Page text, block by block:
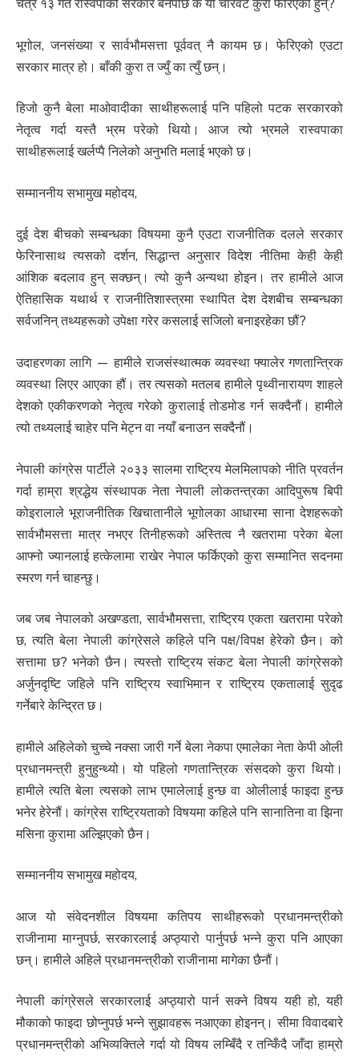
चैत्र १३ गते रास्वपाको सरकार बनेपछि के यी चारवटै कुरा फेरिएका हुन्?
भूगोल, जनसंख्या र सार्वभौमसत्ता पूर्ववत् नै कायम छ। फेरिएको एउटा
सरकार मात्र हो। बाँकी कुरा त ज्युँ का त्युँ छन्।
हिजो कुनै बेला माओवादीका साथीहरूलाई पनि पहिलो पटक सरकारको
नेतृत्व गर्दा यस्तै भ्रम परेको थियो। आज त्यो भ्रमले रास्वपाका
साथीहरूलाई खर्लप्पै निलेको अनुभति मलाई भएको छ।
सम्माननीय सभामुख महोदय,
दुई देश बीचको सम्बन्धका विषयमा कुनै एउटा राजनीतिक दलले सरकार
फेरिनासाथ त्यसको दर्शन, सिद्धान्त अनुसार विदेश नीतिमा केही केही
आंशिक बदलाव हुन् सक्छन्। त्यो कुनै अन्यथा होइन। तर हामीले आज
ऐतिहासिक यथार्थ र राजनीतिशास्त्रमा स्थापित देश देशबीच सम्बन्धका
सर्वजनिन् तथ्यहरूको उपेक्षा गरेर कसलाई सजिलो बनाइरहेका छौं?
उदाहरणका लागि — हामीले राजसंस्थात्मक व्यवस्था फ्यालेर गणतान्त्रिक
व्यवस्था लिएर आएका हौं। तर त्यसको मतलब हामीले पृथ्वीनारायण शाहले
देशको एकीकरणको नेतृत्व गरेको कुरालाई तोडमोड गर्न सक्दैनौं। हामीले
त्यो तथ्यलाई चाहेर पनि मेट्न वा नयाँ बनाउन सक्दैनौं।
नेपाली कांग्रेस पार्टीले २०३३ सालमा राष्ट्रिय मेलमिलापको नीति प्रवर्तन
गर्दा हाम्रा श्रद्धेय संस्थापक नेता नेपाली लोकतन्त्रका आदिपुरूष बिपी
कोइरालाले भूराजनीतिक खिचातानीले भूगोलका आधारमा साना देशहरूको
सार्वभौमसत्ता मात्र नभएर तिनीहरूको अस्तित्व नै खतरामा परेका बेला
आफ्नो ज्यानलाई हत्केलामा राखेर नेपाल फर्किएको कुरा सम्मानित सदनमा
स्मरण गर्न चाहन्छु।
जब जब नेपालको अखण्डता, सार्वभौमसत्ता, राष्ट्रिय एकता खतरामा परेको
छ, त्यति बेला नेपाली कांग्रेसले कहिले पनि पक्ष/विपक्ष हेरेको छैन। को
सत्तामा छ? भनेको छैन। त्यस्तो राष्ट्रिय संकट बेला नेपाली कांग्रेसको
अर्जुनदृष्टि जहिले पनि राष्ट्रिय स्वाभिमान र राष्ट्रिय एकतालाई सुदृढ
गर्नेबारे केन्द्रित छ।
हामीले अहिलेको चुच्चे नक्सा जारी गर्ने बेला नेकपा एमालेका नेता केपी ओली
प्रधानमन्त्री हुनुहुन्थ्यो। यो पहिलो गणतान्त्रिक संसदको कुरा थियो।
हामीले त्यति बेला त्यसको लाभ एमालेलाई हुन्छ वा ओलीलाई फाइदा हुन्छ
भनेर हेरेनौं। कांग्रेस राष्ट्रियताको विषयमा कहिले पनि सानातिना वा झिना
मसिना कुरामा अल्झिएको छैन।
सम्माननीय सभामुख महोदय,
आज यो संवेदनशील विषयमा कतिपय साथीहरूको प्रधानमन्त्रीको
राजीनामा माग्नुपर्छ, सरकारलाई अप्ठ्यारो पार्नुपर्छ भन्ने कुरा पनि आएका
छन्। हामीले अहिले प्रधानमन्त्रीको राजीनामा मागेका छैनौं।
नेपाली कांग्रेसले सरकारलाई अप्ठ्यारो पार्न सक्ने विषय यही हो, यही
मौकाको फाइदा छोप्नुपर्छ भन्ने सुझावहरू नआएका होइनन्। सीमा विवादबारे
प्रधानमन्त्रीको अभिव्यक्तिले गर्दा यो विषय लम्बिँदै र तन्किँदै जाँदा हाम्रो